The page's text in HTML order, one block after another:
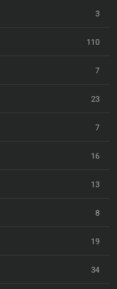
3
110
7
23
7
16
13
8
19
34